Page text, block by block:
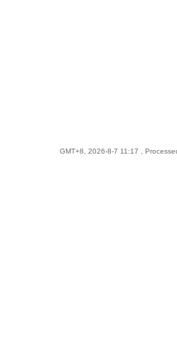
GMT+8, 2026-8-7 11:17 ,